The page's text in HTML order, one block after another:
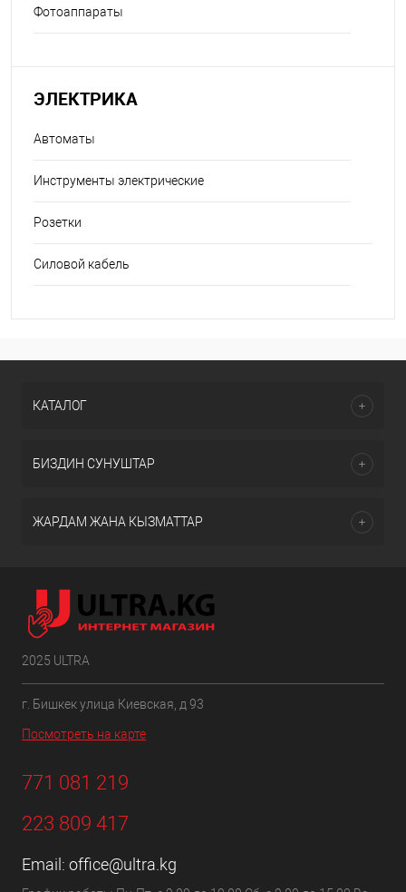
Фотоаппараты
ЭЛЕКТРИКА
Автоматы
Инструменты электрические
Розетки
Силовой кабель
КАТАЛОГ
БИЗДИН СУНУШТАР
ЖАРДАМ ЖАНА КЫЗМАТТАР
2025 ULTRA
г. Бишкек улица Киевская, д 93
Посмотреть на карте
771 081 219
223 809 417
Email: office@ultra.kg